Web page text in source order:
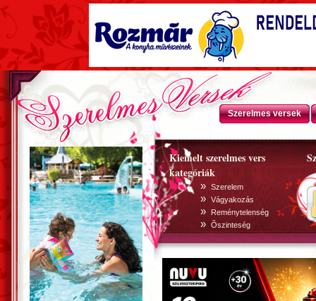
Szerelmes versek
Kiemelt szerelmes vers
kategóriák
» Szerelem
» Vágyakozás
» Reménytelenség
» Õszinteség